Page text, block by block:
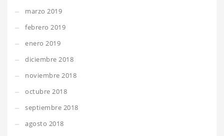
marzo 2019
febrero 2019
enero 2019
diciembre 2018
noviembre 2018
octubre 2018
septiembre 2018
agosto 2018